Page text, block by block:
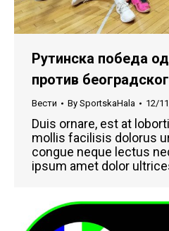
Рутинска победа
против
Вести By SportskaHala 12/
Duis ornare, est at
mollis facilisis dolorus
congue neque lectus
ipsum amet dolor